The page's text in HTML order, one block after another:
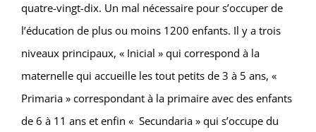
quatre-vingt-dix. Un mal nécessaire pour s’occuper de
l’éducation de plus ou moins 1200 enfants. Il y a trois
niveaux principaux, « Inicial » qui correspond à la
maternelle qui accueille les tout petits de 3 à 5 ans, «
Primaria » correspondant à la primaire avec des enfants
de 6 à 11 ans et enfin « Secundaria » qui s’occupe du